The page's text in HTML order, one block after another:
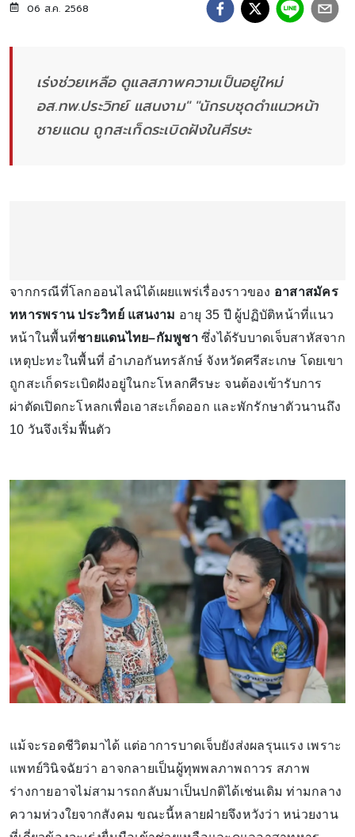
06 ส.ค. 2568
เร่งช่วยเหลือ ดูแลสภาพความเป็นอยู่ใหม่
อส.ทพ.ประวิทย์ แสนงาม" "นักรบชุดดำแนวหน้า
ชายแดน ถูกสะเก็ดระเบิดฝังในศีรษะ
จากกรณีที่โลกออนไลน์ได้เผยแพร่เรื่องราวของ อาสาสมัคร
ทหารพราน ประวิทย์ แสนงาม อายุ 35 ปี ผู้ปฏิบัติหน้าที่แนว
หน้าในพื้นที่ชายแดนไทย–กัมพูชาซึ่งได้รับบาดเจ็บสาหัสจาก
เหตุปะทะในพื้นที่ อำเภอกันทรลักษ์ จังหวัดศรีสะเกษ โดยเขา
ถูกสะเก็ดระเบิดฝังอยู่ในกะโหลกศีรษะ จนต้องเข้ารับการ
ผ่าตัดเปิดกะโหลกเพื่อเอาสะเก็ดออก และพักรักษาตัวนานถึง
10 วันจึงเริ่มฟื้นตัว
แม้จะรอดชีวิตมาได้ แต่อาการบาดเจ็บยังส่งผลรุนแรง เพราะ
แพทย์วินิจฉัยว่า อาจกลายเป็นผู้ทุพพลภาพถาวร สภาพ
ร่างกายอาจไม่สามารถกลับมาเป็นปกติได้เช่นเดิม ท่ามกลาง
ความห่วงใยจากสังคม ขณะนี้หลายฝ่ายจึงหวังว่า หน่วยงาน